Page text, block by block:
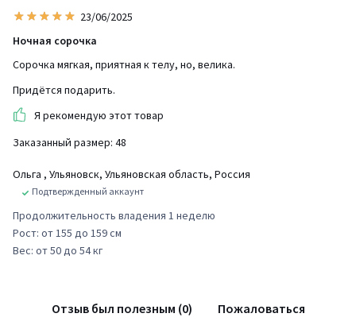
23/06/2025
Ночная сорочка
Сорочка мягкая, приятная к телу, но, велика.
Придётся подарить.
Я рекомендую этот товар
Заказанный размер: 48
Ольга , Ульяновск, Ульяновская область, Россия
Подтвержденный аккаунт
Продолжительность владения 1 неделю
Рост: от 155 до 159 см
Вес: от 50 до 54 кг
Отзыв был полезным (0) Пожаловаться